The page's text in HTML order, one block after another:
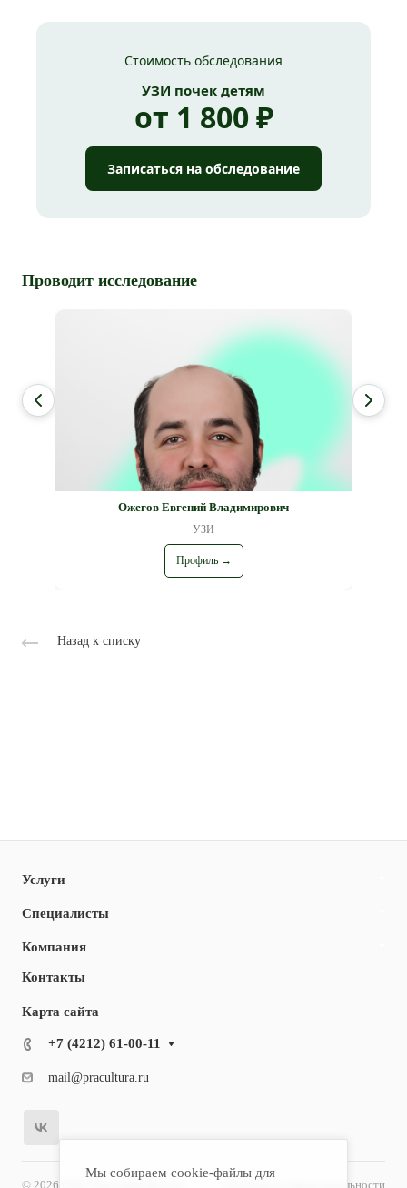
Стоимость обследования
УЗИ почек детям
от 1 800 ₽
Записаться на обследование
Проводит исследование
Ожегов Евгений Владимирович
УЗИ
Профиль →
Назад к списку
Услуги
Специалисты
Компания
Контакты
Карта сайта
+7 (4212) 61-00-11
mail@pracultura.ru
© 2026 ООО "Хороший Доктор" Политика конфиденциальности
Мы собираем cookie-файлы для